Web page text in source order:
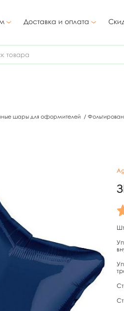
Доставка и оплата
шары для оформителей /